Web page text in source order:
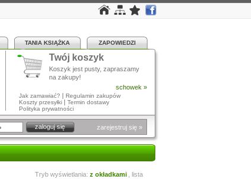
TANIA KSIĄŻKA ZAPOWIEDZI
Twój koszyk
Koszyk jest pusty, zapraszamy
na zakupy!
schowek »
Jak zamawiać? | Regulamin zakupów
Koszty przesyłki | Termin dostawy
Polityka prywatności
zarejestruj się »
Tryb wyświetlania: z okładkami lista